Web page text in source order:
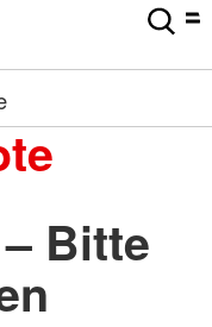
Bitte